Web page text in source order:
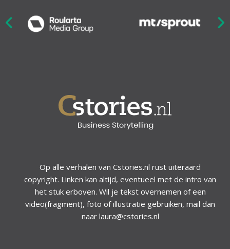
Op alle verhalen van Cstories.nl rust uiteraard
copyright. Linken kan altijd, eventueel met de intro van
het stuk erboven. Wil je tekst overnemen of een
video(fragment), foto of illustratie gebruiken, mail dan
naar laura@cstories.nl